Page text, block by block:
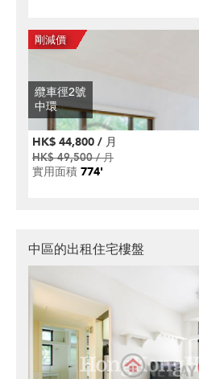
纜車徑2號
中環
HK$ 44,800 / 月
HK$ 49,500 / 月
實用面積 774'
中區的出租住宅樓盤